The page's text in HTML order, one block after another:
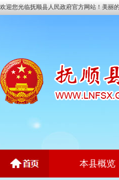
欢迎您光临抚顺县人民政府官方网站！美丽
本县概览